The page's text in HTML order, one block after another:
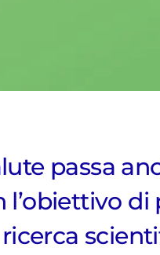
passa
l’obiettivo